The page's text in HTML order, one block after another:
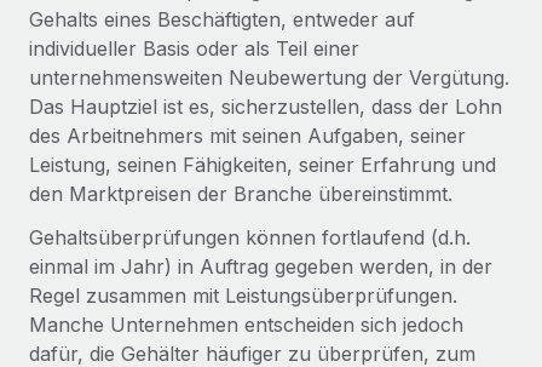
Globales Onboarding und Verwalten von
Freelancer:innen
PEO
Auslagern von komplexen HR-Aufgaben
INFRASTRUKTUR
Remote Embedded
Nahtlose Integration der HR in bestehende Abläufe
Plattform
Integrierte HR-Kernfunktionen für dein Team
WACHSTUMSPHASE
Startups
Agile HR- und Payroll-Lösungen für wachsende
Unternehmen
Maßgeschneiderte HR-Lösungen, um Teams zu
vergrößern
Enterprise
Globale HR für Konzerne und Großunternehmen
Gesamtbeschäftigungskosten
Honorarzahlungen berechnen
Informationen zu möglichen Währungen und
Abwicklungsfristen für globale Freelancer:innen
Forschung und Leitfäden
Fallstudien
HR-Glossar
Nederlands
Français
Deutsch
Italiano
Português (Portugal)
Anmelden
Gehalts eines Beschäftigten, entweder auf
individueller Basis oder als Teil einer
unternehmensweiten Neubewertung der Vergütung.
Das Hauptziel ist es, sicherzustellen, dass der Lohn
des Arbeitnehmers mit seinen Aufgaben, seiner
Leistung, seinen Fähigkeiten, seiner Erfahrung und
den Marktpreisen der Branche übereinstimmt.
Gehaltsüberprüfungen können fortlaufend (d.h.
einmal im Jahr) in Auftrag gegeben werden, in der
Regel zusammen mit Leistungsüberprüfungen.
Manche Unternehmen entscheiden sich jedoch
dafür, die Gehälter häufiger zu überprüfen, zum